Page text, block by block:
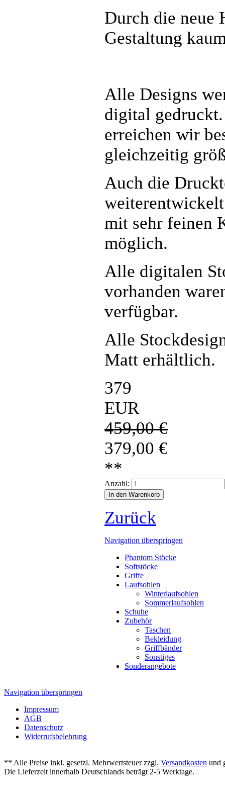
Durch die neue
Gestaltung
Alle Designs
digital
erreichen wir
gleichzeitig
Auch die
mit sehr feinen
möglich.
Alle digitalen
vorhanden
verfügbar.
Alle
Matt erhältlich.
379
EUR
459,00€
379,00 €
**
Anzahl:
Zurück
Navigation überspringen
Phantom Stöcke
Softstöcke
Griffe
Laufsohlen
Winterlaufsohlen
Sommerlaufsohlen
Schuhe
Zubehör
Taschen
Bekleidung
Griffbänder
Sonstiges
Sonderangebote
Navigation überspringen
Impressum
AGB
Datenschutz
Widerrufsbelehrung
** Alle Preise inkl. gesetzl. Mehrwertsteuer zzgl. Versandkosten und
Die Lieferzeit innerhalb Deutschlands beträgt 2-5 Werktage.